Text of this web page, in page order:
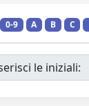
0-9 A B C
le iniziali: